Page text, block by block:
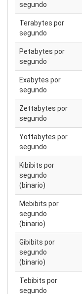
segundo
Terabytes por
segundo
Petabytes por
segundo
Exabytes por
segundo
Zettabytes por
segundo
Yottabytes por
segundo
Kibibits por
segundo
(binario)
Mebibits por
segundo
(binario)
Gibibits por
segundo
(binario)
Tebibits por
segundo